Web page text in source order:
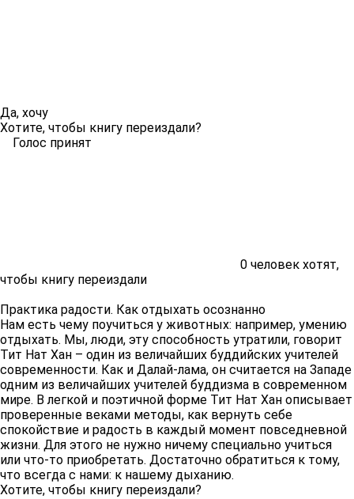
Да, хочу
Хотите, чтобы книгу переиздали?
Голос принят
0 человек хотят,
чтобы книгу переиздали
Практика радости. Как отдыхать осознанно
Нам есть чему поучиться у животных: например, умению
отдыхать. Мы, люди, эту способность утратили, говорит
Тит Нат Хан – один из величайших буддийских учителей
современности. Как и Далай-лама, он считается на Западе
одним из величайших учителей буддизма в современном
мире. В легкой и поэтичной форме Тит Нат Хан описывает
проверенные веками методы, как вернуть себе
спокойствие и радость в каждый момент повседневной
жизни. Для этого не нужно ничему специально учиться
или что-то приобретать. Достаточно обратиться к тому,
что всегда с нами: к нашему дыханию.
Хотите, чтобы книгу переиздали?